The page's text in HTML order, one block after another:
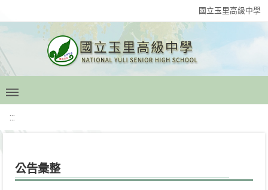
國立玉里高級中學
:::
公告彙整